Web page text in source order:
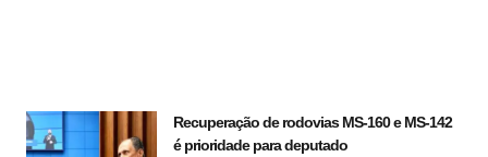
Recuperação de rodovias MS-160 e MS-142
é prioridade para deputado